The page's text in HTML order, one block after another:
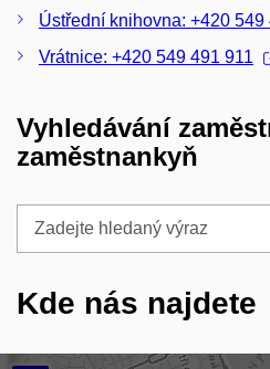
Ústřední knihovna: +420 549
Vrátnice: +420 549 491 911
Vyhledávání
zaměstnankyň
hledaný
Kde nás najdete